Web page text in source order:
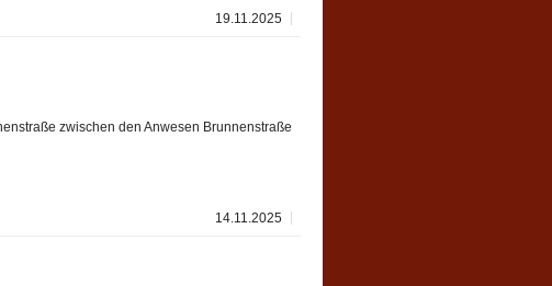
19.11.2025
zwischen den Anwesen Brunnenstraße
14.11.2025